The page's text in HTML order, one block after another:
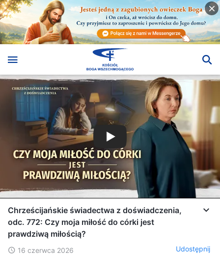
Chrześcijańskie świadectwa z doświadczenia,
odc. 772: Czy moja miłość do córki jest
prawdziwą miłością?
16 czerwca 2026 Udostępnij